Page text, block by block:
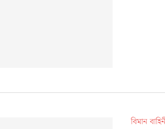
বিমান